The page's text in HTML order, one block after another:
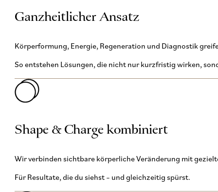
Ganzheitlicher Ansatz
Körperformung, Energie, Regeneration und Diagnostik
So entstehen Lösungen, die nicht nur kurzfristig wirken,
Shape & Charge kombiniert
Wir verbinden sichtbare körperliche Veränderung mit
Für Resultate, die du siehst – und gleichzeitig spürst.